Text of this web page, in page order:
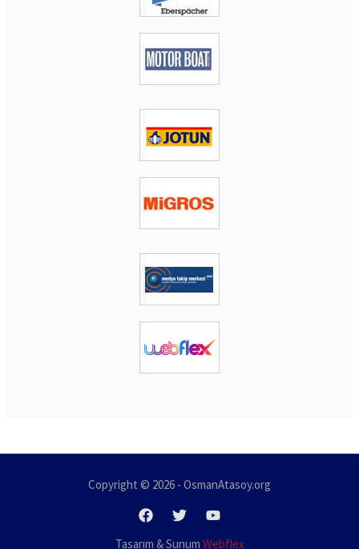
Copyright © 2026 - OsmanAtasoy.org
Tasarım & Sunum Webflex